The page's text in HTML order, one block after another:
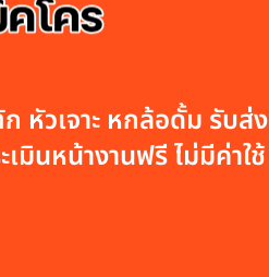
หัวเจาะ หกล้อดั้ม รับส่ง
มินหน้างานฟรี ไม่มีค่าใช้